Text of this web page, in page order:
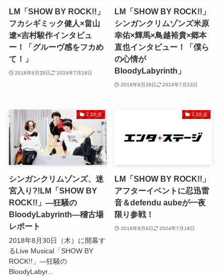
LM「SHOW BY ROCK!!」
フカシギミック健人×畠山
遼×吉村駿作インタビュ
ー！「グルーヴ感をフカめ
て！」
2018年8月29日 2024年7月18日
LM「SHOW BY ROCK!!」
シンガンクリムゾンズ米原
幸佑×輝馬×鳥越裕貴×郷本
直也インタビュー！「僕ら
の心情が
BloodyLabyrinth」
2018年8月28日 2024年7月23日
2.5次元
シンガンクリムゾンズ、迷
宮入り?!LM「SHOW BY
ROCK!!」―狂騒の
BloodyLabyrinth―稽古場
レポート
2018年8月30日（木）に開幕す
るLive Musical「SHOW BY
ROCK!!」―狂騒の
BloodyLabyr...
2.5次元
LM「SHOW BY ROCK!!」
アフターイベントに忍迅雷
音＆defendu aubeが一夜
限り参戦！
2018年8月6日 2024年7月18日